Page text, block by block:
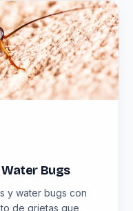
Bugs
y water bugs con
de grietas que